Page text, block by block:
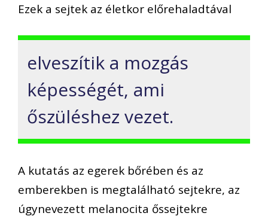
Ezek a sejtek az életkor előrehaladtával
elveszítik a mozgás
képességét, ami
őszüléshez vezet.
A kutatás az egerek bőrében és az
emberekben is megtalálható sejtekre, az
úgynevezett melanocita őssejtekre